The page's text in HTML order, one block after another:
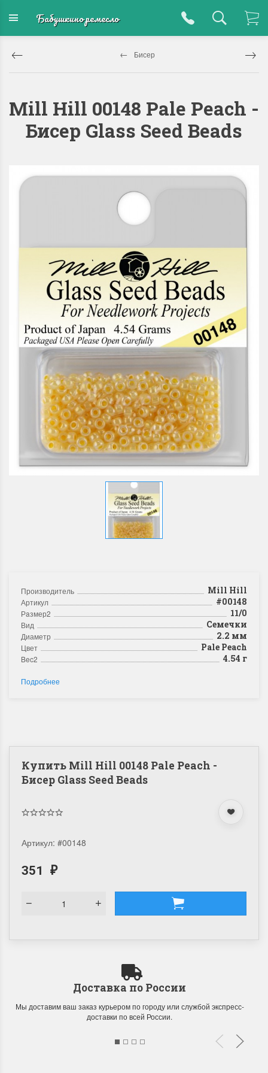
Бабушкино ремесло
Бисер
Mill Hill 00148 Pale Peach -
Бисер Glass Seed Beads
Производитель Mill Hill
Артикул #00148
Рaзмер2 11/0
Вид Семечки
Диаметр 2.2 мм
Цвет Pale Peach
Bec2 4.54 г
Подробнее
Купить Mill Hill 00148 Pale Peach -
Бисер Glass Seed Beads
Артикул: #00148
351 ₽
Доставка по России
Мы доставим ваш заказ курьером по городу или службой экспресс-
доставки по всей России.